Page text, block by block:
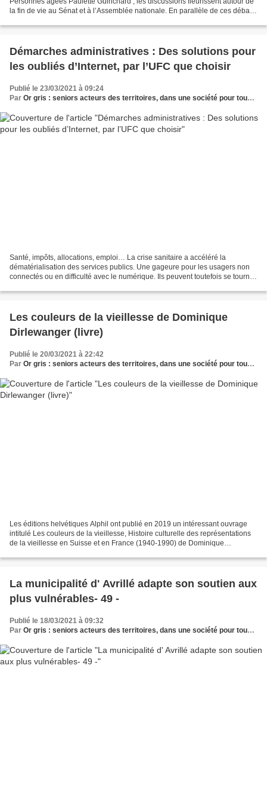
la fin de vie au Sénat et à l’Assemblée nationale. En parallèle de ces débats,
Démarches administratives : Des solutions pour
les oubliés d’Internet, par l’UFC que choisir
Publié le 23/03/2021 à 09:24
Par Or gris : seniors acteurs des territoires, dans une société pour tous les âges
Santé, impôts, allocations, emploi… La crise sanitaire a accéléré la
dématérialisation des services publics. Une gageure pour les usagers non
connectés ou en difficulté avec le numérique. Ils peuvent toutefois se tourner
Les couleurs de la vieillesse de Dominique
Dirlewanger (livre)
Publié le 20/03/2021 à 22:42
Par Or gris : seniors acteurs des territoires, dans une société pour tous les âges
Les éditions helvétiques Alphil ont publié en 2019 un intéressant ouvrage
intitulé Les couleurs de la vieillesse, Histoire culturelle des représentations
de la vieillesse en Suisse et en France (1940-1990) de Dominique
La municipalité d' Avrillé adapte son soutien aux
plus vulnérables- 49 -
Publié le 18/03/2021 à 09:32
Par Or gris : seniors acteurs des territoires, dans une société pour tous les âges